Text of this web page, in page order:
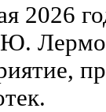
2026